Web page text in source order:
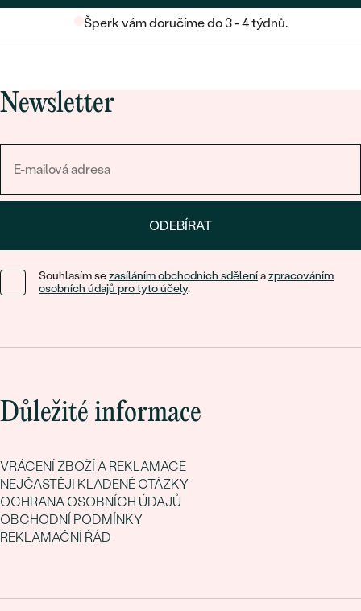
Šperk vám doručíme do 3 - 4 týdnů.
Newsletter
ODEBÍRAT
Souhlasím sezasíláním obchodních sděleníazpracováním
osobních údajů pro tyto účely.
Důležité informace
VRÁCENÍ ZBOŽÍ A REKLAMACE
NEJČASTĚJI KLADENÉ OTÁZKY
OCHRANA OSOBNÍCH ÚDAJŮ
OBCHODNÍ PODMÍNKY
REKLAMAČNÍ ŘÁD